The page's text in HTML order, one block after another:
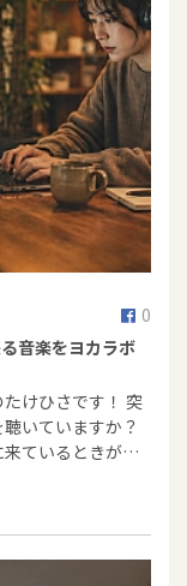
0
音楽をヨカラボ
けひさです！ 突
いていますか？
来ているときが…